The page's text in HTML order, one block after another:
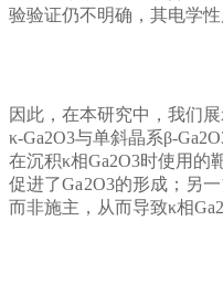
验验证仍不明确，其电学
因此，在本研究中，我们
κ-Ga2O3与单斜晶系β-Ga2O
在沉积κ相Ga2O3时使用的
促进了Ga2O3的形成；另
而非施主，从而导致κ相Ga2